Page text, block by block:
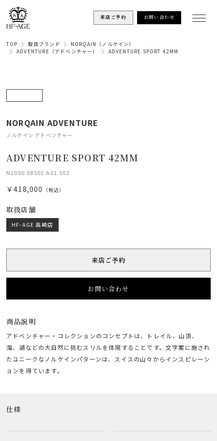
来店ご予約 お問い合わせ
TOP 取扱ブランド
NORQAIN（ノルケイン）
ADVENTURE（アドベンチャー）
ADVENTURE SPORT 42MM
NORQAIN ADVENTURE
ノルケイン アドベンチャー
ADVENTURE SPORT 42MM
N1000.08S02.A01.S02
￥418,000 （税込）
取扱店舗
HF-AGE 高崎店
来店ご予約
お問い合わせ
商品説明
アドベンチャー・コレクションのコンセプトは、トレイル、山頂、
海、湖などの大自然に挑むスリルを体現することです。文字案に施され
たユニークなノルケインパターンは、スイスの山々からインスピレーシ
ョンを得ています。
仕様